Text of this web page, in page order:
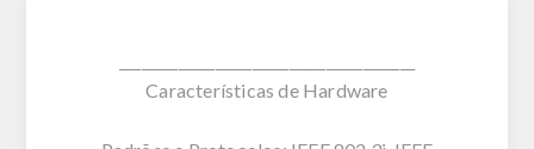
Características de Hardware